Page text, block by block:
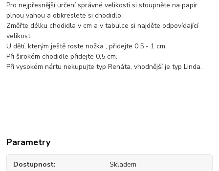
Pro nejpřesnější určení správné velikosti si stoupněte na papír
plnou vahou a obkreslete si chodidlo.
Změřte délku chodidla v cm a v tabulce si najděte odpovídající
velikost.
U dětí, kterým ještě roste nožka , přidejte 0,5 - 1 cm.
Při širokém chodidle přidejte 0,5 cm.
Při vysokém nártu nekupujte typ Renáta, vhodnější je typ Linda.
Parametry
Dostupnost Skladem